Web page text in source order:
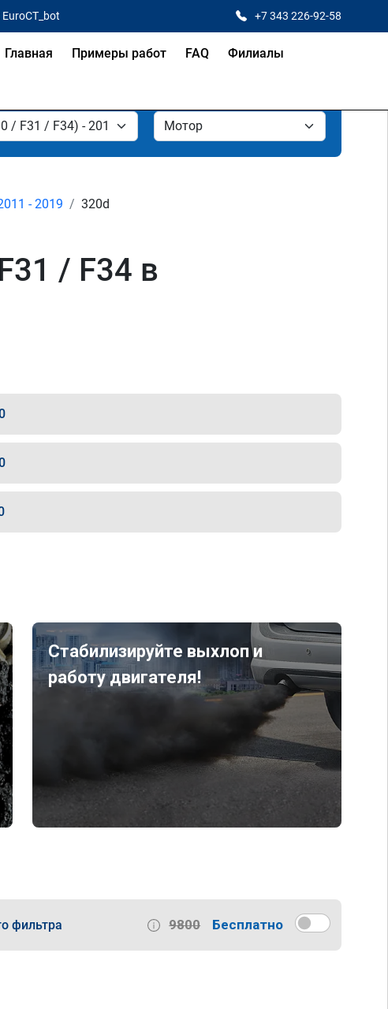
+7 343 226-92-58
Главная Примеры работ FAQ Филиалы
- 2019 320d
/ F34 в
Стабилизируйте выхлоп и
работу двигателя!
фильтра 9800 Бесплатно